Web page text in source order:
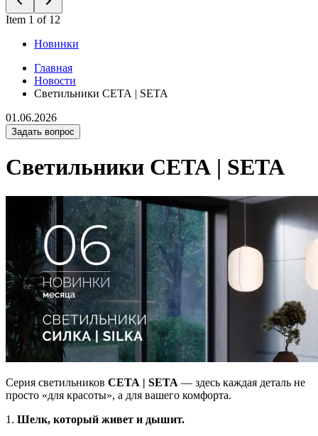
Item 1 of 12
Новинки
Главная
Новости
Светильники СЕТА | SETA
01.06.2026
Задать вопрос
Светильники СЕТА | SETA
Серия светильников СЕТА | SETA — здесь каждая деталь не
просто «для красоты», а для вашего комфорта.
1. Шелк, который живет и дышит.